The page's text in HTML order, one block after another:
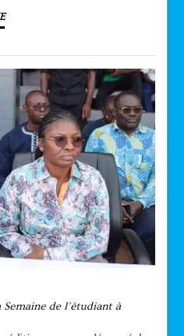
de l’étudiant à